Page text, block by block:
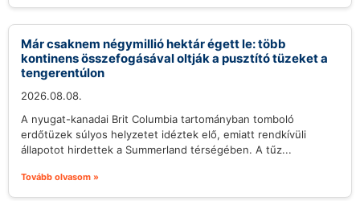
Már csaknem négymillió hektár égett le: több
kontinens összefogásával oltják a pusztító tüzeket a
tengerentúlon
2026.08.08.
A nyugat-kanadai Brit Columbia tartományban tomboló
erdőtüzek súlyos helyzetet idéztek elő, emiatt rendkívüli
állapotot hirdettek a Summerland térségében. A tűz...
Tovább olvasom »